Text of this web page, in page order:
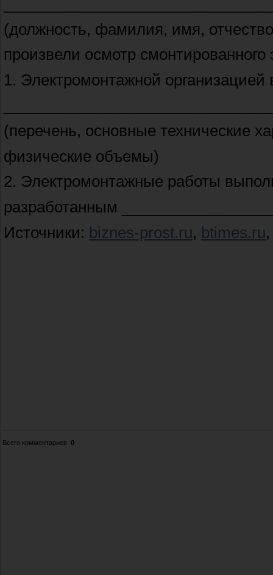
(должность, фамилия, имя,
произвели осмотр смонтированного
1. Электромонтажной
(перечень, основные технические
физические объемы)
2. Электромонтажные работы
разработанным
Источники: biznes-prost.ru, btimes.ru
Всего комментариев: 0